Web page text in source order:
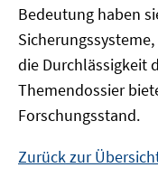
Bedeutung haben
die Durchlässigkeit
Themendossier
Forschungsstand.
Zurück zur